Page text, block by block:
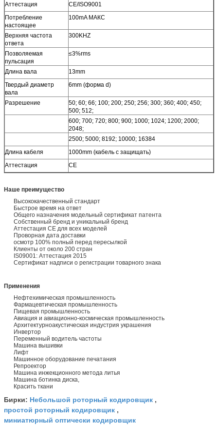
Аттестация
CE/ISO9001
Потребление
настоящее
100mA МАКС
Верхняя частота
ответа
300KHZ
Позволяемая
пульсация
≤3%rms
Длина вала
13mm
Твердый диаметр
вала
6mm (форма d)
Разрешение
50; 60; 66; 100; 200; 250; 256; 300; 360; 400; 450;
500; 512;
600; 700; 720; 800; 900; 1000; 1024; 1200; 2000;
2048;
2500; 5000; 8192; 10000; 16384
Длина кабеля
1000mm (кабель с защищать)
Аттестация
CE
Наше преимущество
Высококачественный стандарт
Быстрое время на ответ
Общего назначения модельный сертификат патента
Собственный бренд и уникальный бренд
Аттестация CE для всех моделей
Проворная дата доставки
осмотр 100% полный перед пересылкой
Клиенты от около 200 стран
IS09001: Аттестация 2015
Сертификат надписи о регистрации товарного знака
Применения
Нефтехимическая промышленность
Фармацевтическая промышленность
Пищевая промышленность
Авиация и авиационно-космическая промышленность
Архитектурноакустическая индустрия украшения
Инвертор
Переменный водитель частоты
Машина вышивки
Лифт
Машинное оборудование печатания
Репроектор
Машина инжекционного метода литья
Машина ботинка диска,
Красить ткани
Бирки: Небольшой роторный кодировщик ,
простой роторный кодировщик ,
миниатюрный оптически кодировщик